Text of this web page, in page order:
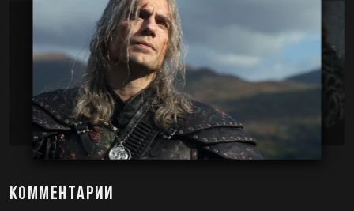
Комментарии